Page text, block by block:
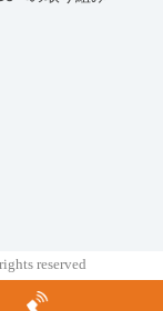
reserved